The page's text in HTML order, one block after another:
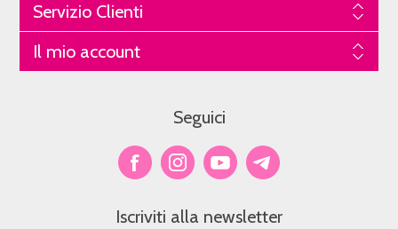
Servizio Clienti
Il mio account
Seguici
Iscriviti alla newsletter